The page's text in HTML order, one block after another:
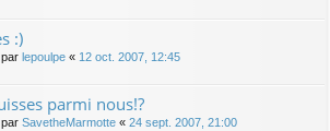
:)
lepoulpe « 12 oct. 2007, 12:45
parmi nous!?
SavetheMarmotte « 24 sept. 2007, 21:00